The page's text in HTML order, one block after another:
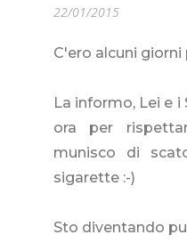
22/01/2015
C'ero alcuni giorni
La informo, Lei e
ora per
munisco di
sigarette :-)
Sto diventando